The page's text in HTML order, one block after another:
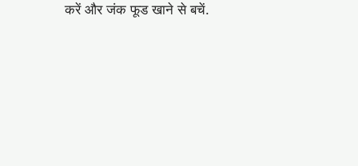
करें और जंक फूड खाने से बचें.